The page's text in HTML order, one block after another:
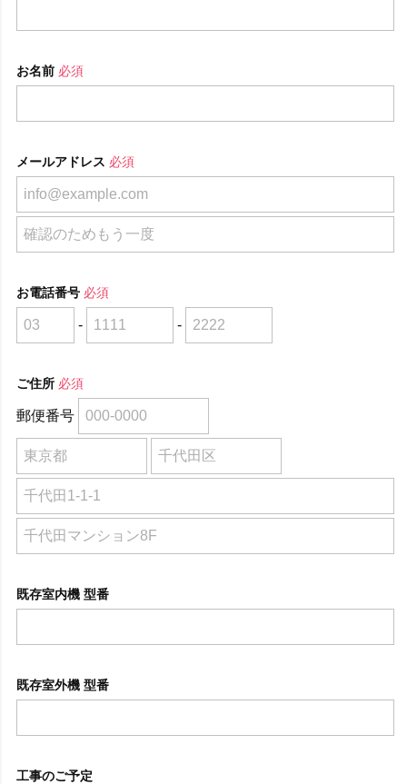
お名前 必須
メールアドレス 必須
お電話番号 必須
- -
ご住所 必須
郵便番号
既存室内機 型番
既存室外機 型番
工事のご予定